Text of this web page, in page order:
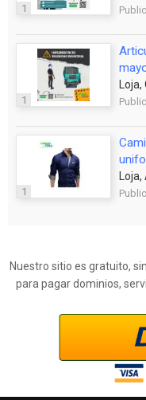
1
1
1
Nuestro sitio es gratuito,
para pagar dominios,